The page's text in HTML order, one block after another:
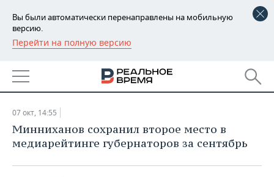
Вы были автоматически перенаправлены на мобильную
версию.
Перейти на полную версию
РЕГИОНЫ
БАШКОРТОСТАН
УДМУРТИЯ
НОВОСТИ
НОВОСТИ АНАЛИТИКИ
ЭКОНОМИКА
07.10.2015
07 окт, 14:55
Минниханов сохранил второе место в
медиарейтинге губернаторов за сентябрь